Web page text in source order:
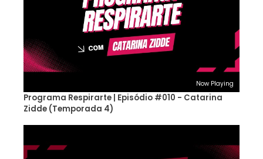
Now Playing
Programa Respirarte | Episódio #010 - Catarina
Zidde (Temporada 4)